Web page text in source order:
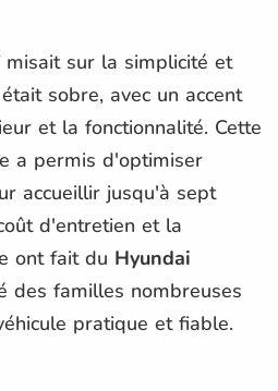
misait sur la simplicité et
sobre, avec un accent
et la fonctionnalité. Cette
a permis d'optimiser
accueillir jusqu'à sept
d'entretien et la
ont fait du Hyundai
des familles nombreuses
pratique et fiable.